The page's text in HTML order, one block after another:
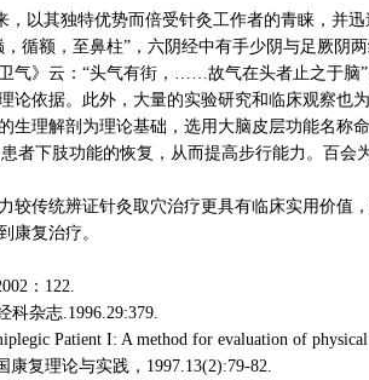
以其独特优势而倍受针灸工作者的青睐，并
循额，至鼻柱”，六阴经中有手少阴与足厥阴
气》云：“头气有街，……故气在头者止之于脑
论依据。此外，大量的实验研究和临床观察也
生理解剖为理论基础，选用大脑皮层功能名称
者下肢功能的恢复，从而提高步行能力。百会
较传统辨证针灸取穴治疗更具有临床实用价值
康复治疗。
：122.
杂志.1996.29:379.
Patient I: A method for evaluation of
复理论与实践，1997.13(2):79-82.